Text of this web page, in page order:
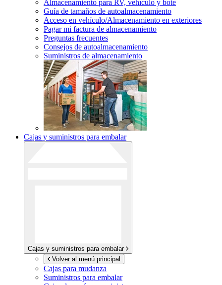
Almacenamiento para RV, vehículo y bote
Guía de tamaños de autoalmacenamiento
Acceso en vehículo/Almacenamiento en exteriores
Pagar mi factura de almacenamiento
Preguntas frecuentes
Consejos de autoalmacenamiento
Suministros de almacenamiento
Cajas y suministros para embalar
Cajas y suministros para embalar
Volver al menú principal
Cajas para mudanza
Suministros para embalar